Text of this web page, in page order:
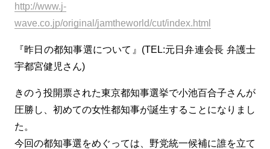
http://www.j-
wave.co.jp/original/jamtheworld/cut/index.html
『昨日の都知事選について』(TEL:元日弁連会長 弁護士
宇都宮健児さん)
きのう投開票された東京都知事選挙で小池百合子さんが
圧勝し、初めての女性都知事が誕生することになりまし
た。
今回の都知事選をめぐっては、野党統一候補に誰を立て